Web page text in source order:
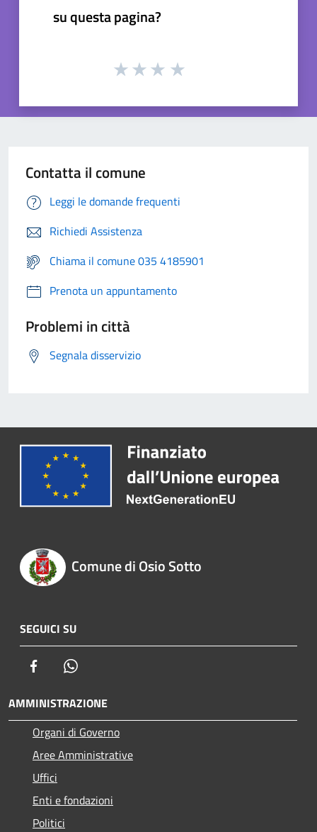
su questa pagina?
Contatta il comune
Leggi le domande frequenti
Richiedi Assistenza
Chiama il comune 035 4185901
Prenota un appuntamento
Problemi in città
Segnala disservizio
Comune di Osio Sotto
SEGUICI SU
Facebook
AMMINISTRAZIONE
Organi di Governo
Aree Amministrative
Uffici
Enti e fondazioni
Politici